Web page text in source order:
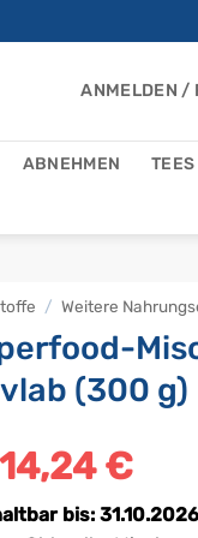
ANMELDEN /
ABNEHMEN TEES
/ Weitere
(300 g)
Ursprünglicher
Preis
14,24€
ist:
bis: 31.10.2026